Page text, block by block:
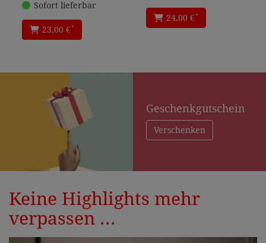
Sofort lieferbar
23,00 €*
24,00 €*
Geschenkgutschein
Verschenken
Keine Highlights mehr
verpassen ...